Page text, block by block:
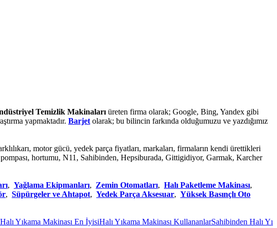
Temizlik Makinalarıüreten firma olarak; Google, Bing, Yandex gibi
yapmaktadır. Barjetolarak; bu bilincin farkında olduğumuzu ve yazdığımız
motor gücü, yedek parça fiyatları, markaları, firmaların kendi ürettikleri
hortumu, N11, Sahibinden, Hepsiburada, Gittigidiyor, Garmak, Karcher
, Yağlama Ekipmanları, Zemin Otomatları, Halı Paketleme Makinası,
, Süpürgeler ve Ahtapot, Yedek Parça Aksesuar, Yüksek Basınçlı Oto
Yıkama Makinası En İyisi Halı Yıkama Makinası KullananlarSahibinden Halı